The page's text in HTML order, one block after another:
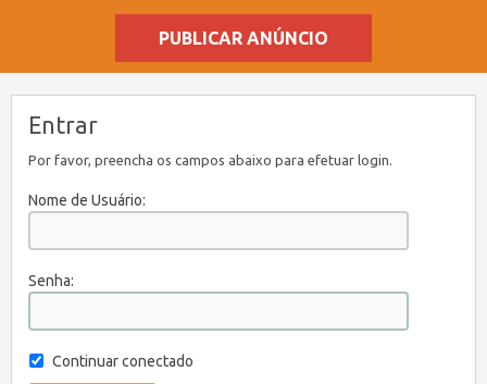
PUBLICAR ANÚNCIO
Entrar
Por favor, preencha os campos abaixo para efetuar login.
Nome de Usuário:
Senha:
Continuar conectado